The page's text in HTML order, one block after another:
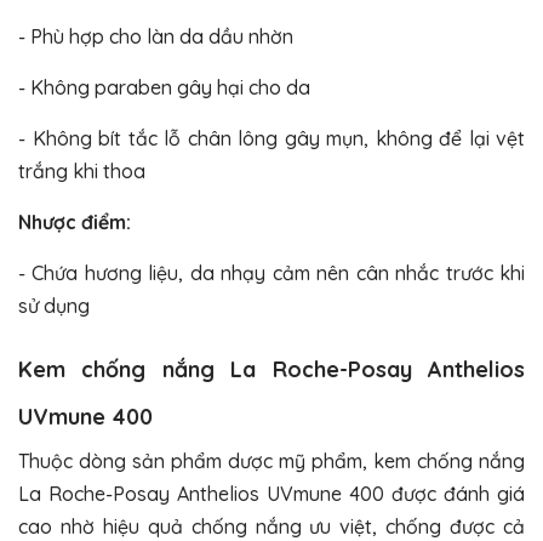
- Phù hợp cho làn da dầu nhờn
- Không paraben gây hại cho da
- Không bít tắc lỗ chân lông gây mụn, không để lại vệt
trắng khi thoa
Nhược điểm:
- Chứa hương liệu, da nhạy cảm nên cân nhắc trước khi
sử dụng
Kem chống nắng La Roche-Posay Anthelios
UVmune 400
Thuộc dòng sản phẩm dược mỹ phẩm, kem chống nắng
La Roche-Posay Anthelios UVmune 400 được đánh giá
cao nhờ hiệu quả chống nắng ưu việt, chống được cả